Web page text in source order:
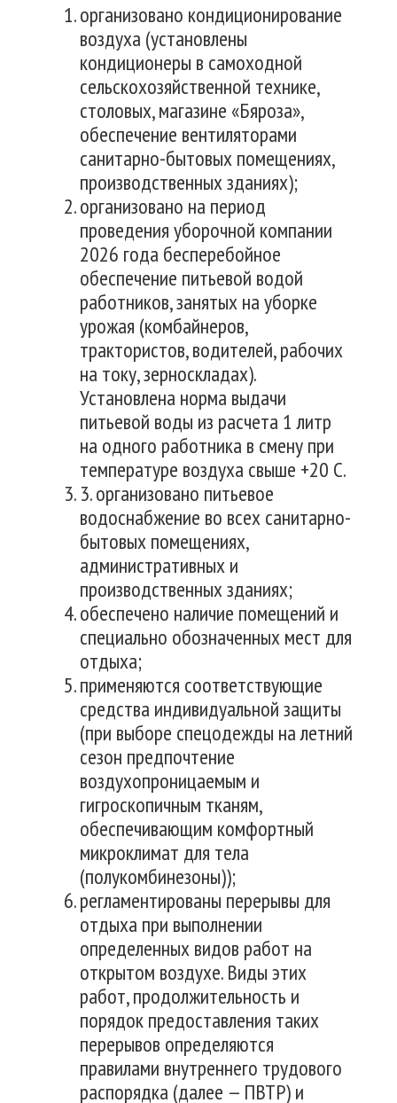
организовано кондиционирование
воздуха (установлены
кондиционеры в самоходной
сельскохозяйственной технике,
столовых, магазине «Бяроза»,
обеспечение вентиляторами
санитарно-бытовых помещениях,
производственных зданиях);
организовано на период
проведения уборочной компании
2026 года бесперебойное
обеспечение питьевой водой
работников, занятых на уборке
урожая (комбайнеров,
трактористов, водителей, рабочих
на току, зерноскладах).
Установлена норма выдачи
питьевой воды из расчета 1 литр
на одного работника в смену при
температуре воздуха свыше +20 С.
3. организовано питьевое
водоснабжение во всех санитарно-
бытовых помещениях,
административных и
производственных зданиях;
обеспечено наличие помещений и
специально обозначенных мест для
отдыха;
применяются соответствующие
средства индивидуальной защиты
(при выборе спецодежды на летний
сезон предпочтение
воздухопроницаемым и
гигроскопичным тканям,
обеспечивающим комфортный
микроклимат для тела
(полукомбинезоны));
регламентированы перерывы для
отдыха при выполнении
определенных видов работ на
открытом воздухе. Виды этих
работ, продолжительность и
порядок предоставления таких
перерывов определяются
правилами внутреннего трудового
распорядка (далее — ПBTP) и